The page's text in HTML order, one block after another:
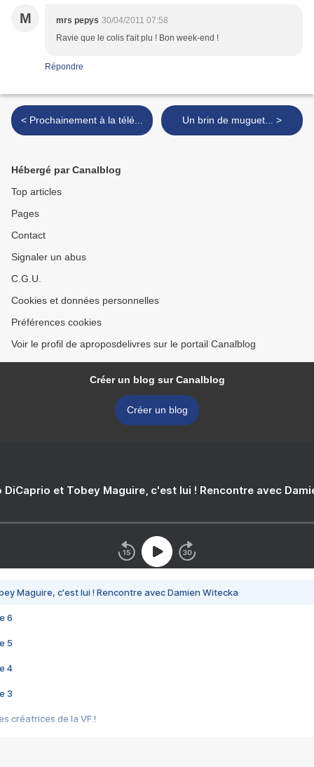
M mrs pepys 30/04/2011 07:58
Ravie que le colis t'ait plu ! Bon week-end !
Répondre
< Prochainement à la télé... Un brin de muguet... >
Hébergé par Canalblog
Top articles
Pages
Contact
Signaler un abus
C.G.U.
Cookies et données personnelles
Préférences cookies
Voir le profil de aproposdelivres sur le portail Canalblog
Créer un blog sur Canalblog
Créer un blog
DiCaprio et Tobey Maguire, c'est lui ! Rencontre avec
Maguire, c'est lui ! Rencontre avec Damien Witecka
6
5
4
3
créatrices de la VF !